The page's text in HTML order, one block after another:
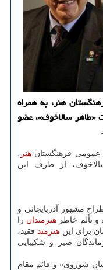
هنر، به همراه
«طاهر سالاخوف»، عضو
عمومی فرهنگستان هنر ،
از طرف این
مشهور آذربایجانی و
تألم خاطر هنرمندان را
برای این هنرمند فقید،
صبر و شکیبایی
شوروی» و قائم مقام